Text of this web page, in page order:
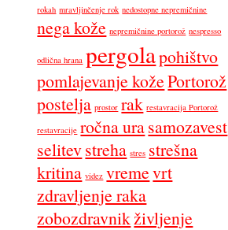
rokah mravljinčenje rok nedostopne nepremičnine
nega kože nepremičnine portorož nespresso
odlična hrana pergolapohištvo
pomlajevanje kožePortorož
postelja prostor rak restavracija Portorož
restavracije ročna urasamozavest
selitevstreha stres strešna
kritina videz vremevrt
zdravljenje raka
zobozdravnikživljenje